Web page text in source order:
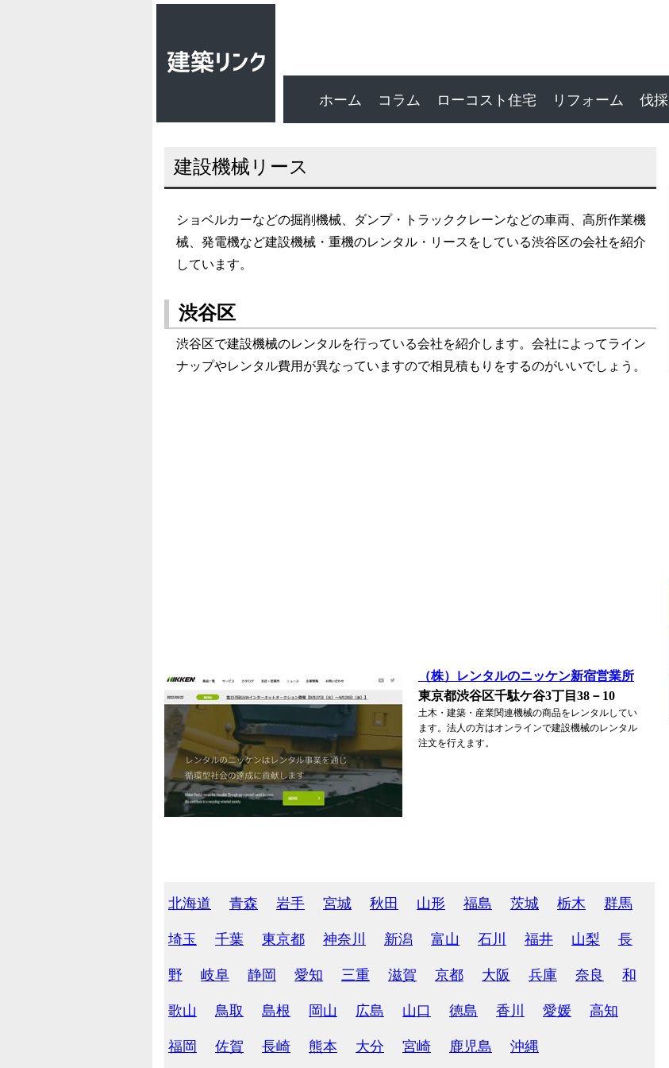
ホーム コラム ローコスト住宅 リフォーム 伐採
建設機械リース
ショベルカーなどの掘削機械、ダンプ・トラッククレーンなどの車両、高所作業機
械、発電機など建設機械・重機のレンタル・リースをしている渋谷区の会社を紹介
しています。
渋谷区
渋谷区で建設機械のレンタルを行っている会社を紹介します。会社によってライン
ナップやレンタル費用が異なっていますので相見積もりをするのがいいでしょう。
（株）レンタルのニッケン新宿営業所
東京都渋谷区千駄ケ谷3丁目38－10
土木・建築・産業関連機械の商品をレンタルしてい
ます。法人の方はオンラインで建設機械のレンタル
注文を行えます。
北海道 青森 岩手 宮城 秋田 山形 福島 茨城 栃木 群馬
埼玉 千葉 東京都 神奈川 新潟 富山 石川 福井 山梨 長
野 岐阜 静岡 愛知 三重 滋賀 京都 大阪 兵庫 奈良 和
歌山 鳥取 島根 岡山 広島 山口 徳島 香川 愛媛 高知
福岡 佐賀 長崎 熊本 大分 宮崎 鹿児島 沖縄